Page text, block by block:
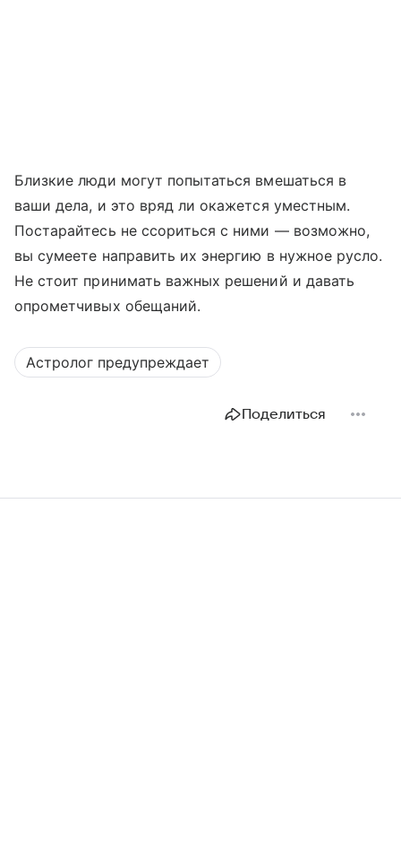
Близкие люди могут попытаться вмешаться в
ваши дела, и это вряд ли окажется уместным.
Постарайтесь не ссориться с ними — возможно,
вы сумеете направить их энергию в нужное русло.
Не стоит принимать важных решений и давать
опрометчивых обещаний.
Астролог предупреждает
Поделиться